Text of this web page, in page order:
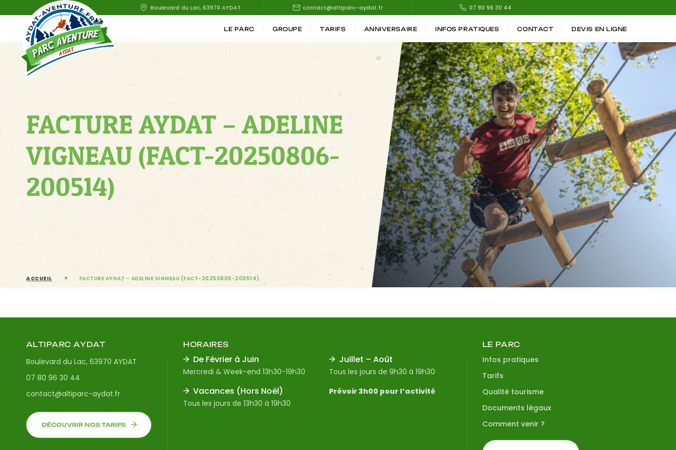
Boulevard du Lac, 63970 AYDAT contact@altiparc-aydat.fr 07 80 96 30 44
LE PARC GROUPE TARIFS ANNIVERSAIRE INFOS PRATIQUES CONTACT DEVIS EN LIGNE
FACTURE AYDAT – ADELINE
VIGNEAU (FACT-20250806-
200514)
ACCUEIL » FACTURE AYDAT – ADELINE VIGNEAU (FACT-20250806-200514)
ALTIPARC AYDAT
Boulevard du Lac, 63970 AYDAT
07 80 96 30 44
contact@altiparc-aydat.fr
DÉCOUVRIR NOS TARIFS
HORAIRES
De Février à Juin
Mercredi & Week-end 13h30-19h30
Juillet – Août
Tous les jours de 9h30 à 19h30
Vacances (Hors Noël)
Tous les jours de 13h30 à 19h30
Prévoir 3h00 pour l’activité
LE PARC
Infos pratiques
Tarifs
Qualité tourisme
Documents légaux
Comment venir ?